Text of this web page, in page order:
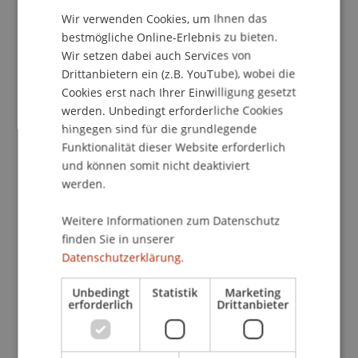
VERSTEHEN, Andelsbuch.
Publikationsart
Wissenschaftlicher Vortrag
Mitarbeitende
Prof. Dr. Daniel Stockhammer
Beteiligte Einrichtungen
Liechtenstein School of Architecture
Urbanismus, Architektur und Gesellschaft
Wir verwenden Cookies, um Ihnen das
bestmögliche Online-Erlebnis zu bieten.
Wir setzen dabei auch Services von
Drittanbietern ein (z.B. YouTube), wobei die
Cookies erst nach Ihrer Einwilligung gesetzt
werden. Unbedingt erforderliche Cookies
hingegen sind für die grundlegende
Funktionalität dieser Website erforderlich
und können somit nicht deaktiviert
werden.
Weitere Informationen zum Datenschutz
finden Sie in unserer
Datenschutzerklärung.
Unbedingt
erforderlich
Statistik Marketing
Drittanbieter